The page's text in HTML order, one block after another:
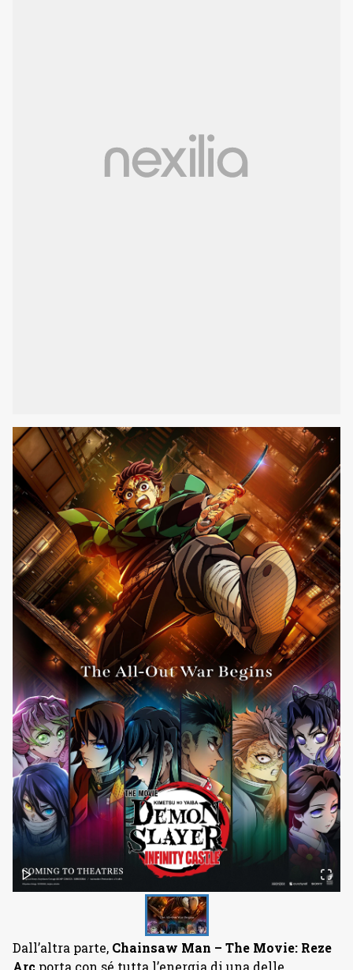
Dall’altra parte, Chainsaw Man – The Movie: Reze
Arc porta con sé tutta l’energia di una delle